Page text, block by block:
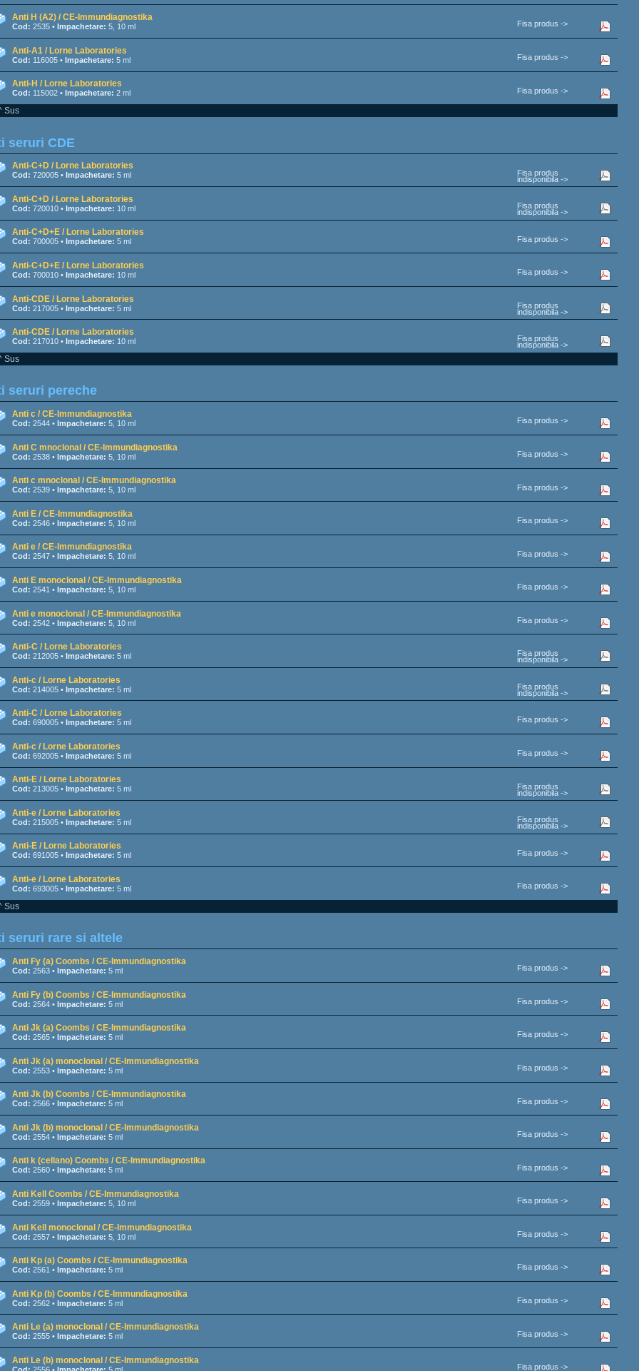
Anti H (A2) / CE-Immundiagnostika
Cod: 2535 • Impachetare: 5, 10 ml Fisa produs ->
Anti-A1 / Lorne Laboratories
Cod: 116005 • Impachetare: 5 ml Fisa produs ->
Anti-H / Lorne Laboratories
Cod: 115002 • Impachetare: 2 ml Fisa produs ->
Sus
seruri CDE
Anti-C+D / Lorne Laboratories
Cod: 720005 • Impachetare: 5 ml Fisa produs
indisponibila ->
Anti-C+D / Lorne Laboratories
Cod: 720010 • Impachetare: 10 ml Fisa produs
indisponibila ->
Anti-C+D+E / Lorne Laboratories
Cod: 700005 • Impachetare: 5 ml Fisa produs ->
Anti-C+D+E / Lorne Laboratories
Cod: 700010 • Impachetare: 10 ml Fisa produs ->
Anti-CDE / Lorne Laboratories
Cod: 217005 • Impachetare: 5 ml Fisa produs
indisponibila ->
Anti-CDE / Lorne Laboratories
Cod: 217010 • Impachetare: 10 ml Fisa produs
indisponibila ->
Sus
seruri pereche
Anti c / CE-Immundiagnostika
Cod: 2544 • Impachetare: 5, 10 ml Fisa produs ->
Anti C mnoclonal / CE-Immundiagnostika
Cod: 2538 • Impachetare: 5, 10 ml Fisa produs ->
Anti c mnoclonal / CE-Immundiagnostika
Cod: 2539 • Impachetare: 5, 10 ml Fisa produs ->
Anti E / CE-Immundiagnostika
Cod: 2546 • Impachetare: 5, 10 ml Fisa produs ->
Anti e / CE-Immundiagnostika
Cod: 2547 • Impachetare: 5, 10 ml Fisa produs ->
Anti E monoclonal / CE-Immundiagnostika
Cod: 2541 • Impachetare: 5, 10 ml Fisa produs ->
Anti e monoclonal / CE-Immundiagnostika
Cod: 2542 • Impachetare: 5, 10 ml Fisa produs ->
Anti-C / Lorne Laboratories
Cod: 212005 • Impachetare: 5 ml Fisa produs
indisponibila ->
Anti-c / Lorne Laboratories
Cod: 214005 • Impachetare: 5 ml Fisa produs
indisponibila ->
Anti-C / Lorne Laboratories
Cod: 690005 • Impachetare: 5 ml Fisa produs ->
Anti-c / Lorne Laboratories
Cod: 692005 • Impachetare: 5 ml Fisa produs ->
Anti-E / Lorne Laboratories
Cod: 213005 • Impachetare: 5 ml Fisa produs
indisponibila ->
Anti-e / Lorne Laboratories
Cod: 215005 • Impachetare: 5 ml Fisa produs
indisponibila ->
Anti-E / Lorne Laboratories
Cod: 691005 • Impachetare: 5 ml Fisa produs ->
Anti-e / Lorne Laboratories
Cod: 693005 • Impachetare: 5 ml Fisa produs ->
Sus
seruri rare si altele
Anti Fy (a) Coombs / CE-Immundiagnostika
Cod: 2563 • Impachetare: 5 ml Fisa produs ->
Anti Fy (b) Coombs / CE-Immundiagnostika
Cod: 2564 • Impachetare: 5 ml Fisa produs ->
Anti Jk (a) Coombs / CE-Immundiagnostika
Cod: 2565 • Impachetare: 5 ml Fisa produs ->
Anti Jk (a) monoclonal / CE-Immundiagnostika
Cod: 2553 • Impachetare: 5 ml Fisa produs ->
Anti Jk (b) Coombs / CE-Immundiagnostika
Cod: 2566 • Impachetare: 5 ml Fisa produs ->
Anti Jk (b) monoclonal / CE-Immundiagnostika
Cod: 2554 • Impachetare: 5 ml Fisa produs ->
Anti k (cellano) Coombs / CE-Immundiagnostika
Cod: 2560 • Impachetare: 5 ml Fisa produs ->
Anti Kell Coombs / CE-Immundiagnostika
Cod: 2559 • Impachetare: 5, 10 ml Fisa produs ->
Anti Kell monoclonal / CE-Immundiagnostika
Cod: 2557 • Impachetare: 5, 10 ml Fisa produs ->
Anti Kp (a) Coombs / CE-Immundiagnostika
Cod: 2561 • Impachetare: 5 ml Fisa produs ->
Anti Kp (b) Coombs / CE-Immundiagnostika
Cod: 2562 • Impachetare: 5 ml Fisa produs ->
Anti Le (a) monoclonal / CE-Immundiagnostika
Cod: 2555 • Impachetare: 5 ml Fisa produs ->
Anti Le (b) monoclonal / CE-Immundiagnostika
Fisa produs ->